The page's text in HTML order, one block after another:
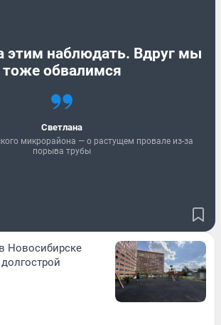
этим наблюдать. Вдруг мы
тоже обвалимся
Светлана
микрорайона — о растущем провале из-за
порыва трубы
Новосибирске